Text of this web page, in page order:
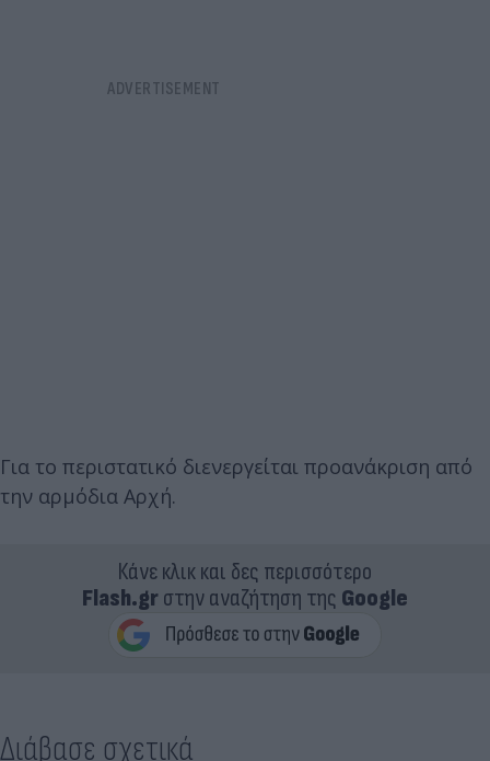
Για το περιστατικό διενεργείται προανάκριση από
την αρμόδια Αρχή.
Κάνε κλικ και δες περισσότερο
Flash.grστην αναζήτηση της Google
Διάβασε σχετικά